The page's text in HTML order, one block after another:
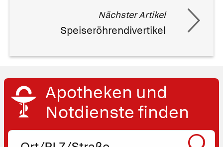
Nächster Artikel
Speiseröhrendivertikel
Apotheken und
Notdienste finden
Ort,